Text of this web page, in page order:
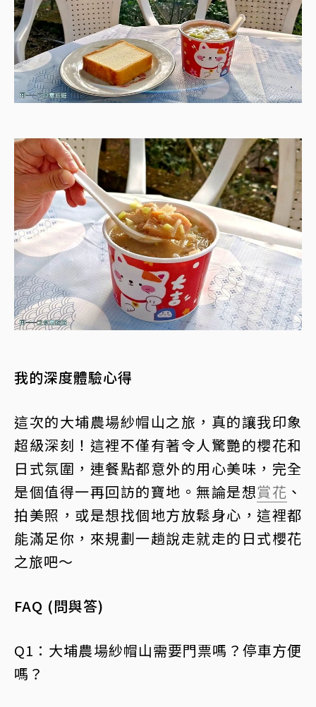
我的深度體驗心得
這次的大埔農場紗帽山之旅，真的讓我印象
超級深刻！這裡不僅有著令人驚艷的櫻花和
日式氛圍，連餐點都意外的用心美味，完全
是個值得一再回訪的寶地。無論是想賞花 、
拍美照，或是想找個地方放鬆身心，這裡都
能滿足你，來規劃一趟說走就走的日式櫻花
之旅吧～
FAQ (問與答)
Q1：大埔農場紗帽山需要門票嗎？停車方便
嗎？